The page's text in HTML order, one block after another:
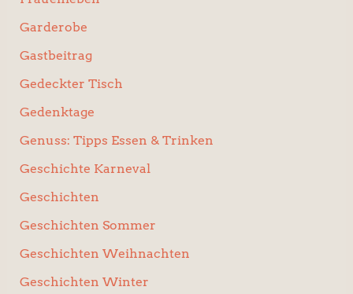
Garderobe
Gastbeitrag
Gedeckter Tisch
Gedenktage
Genuss: Tipps Essen & Trinken
Geschichte Karneval
Geschichten
Geschichten Sommer
Geschichten Weihnachten
Geschichten Winter